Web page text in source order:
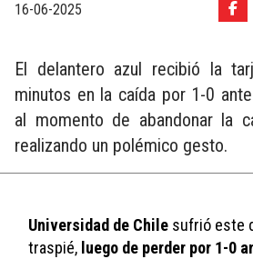
16-06-2025
El delantero azul recibió la
minutos en la caída por 1-0
al momento de abandonar la
realizando un polémico gesto.
Universidad de Chile sufrió este
traspié, luego de perder por 1-0